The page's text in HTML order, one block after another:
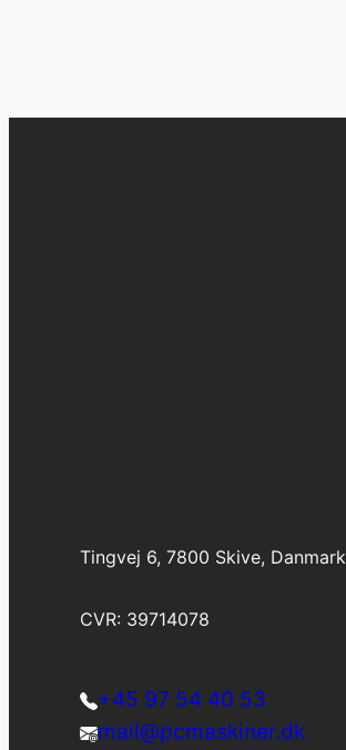
Tingvej 6, 7800 Skive, Danmark
CVR: 39714078
+45 97 54 40 53
mail@pcmaskiner.dk